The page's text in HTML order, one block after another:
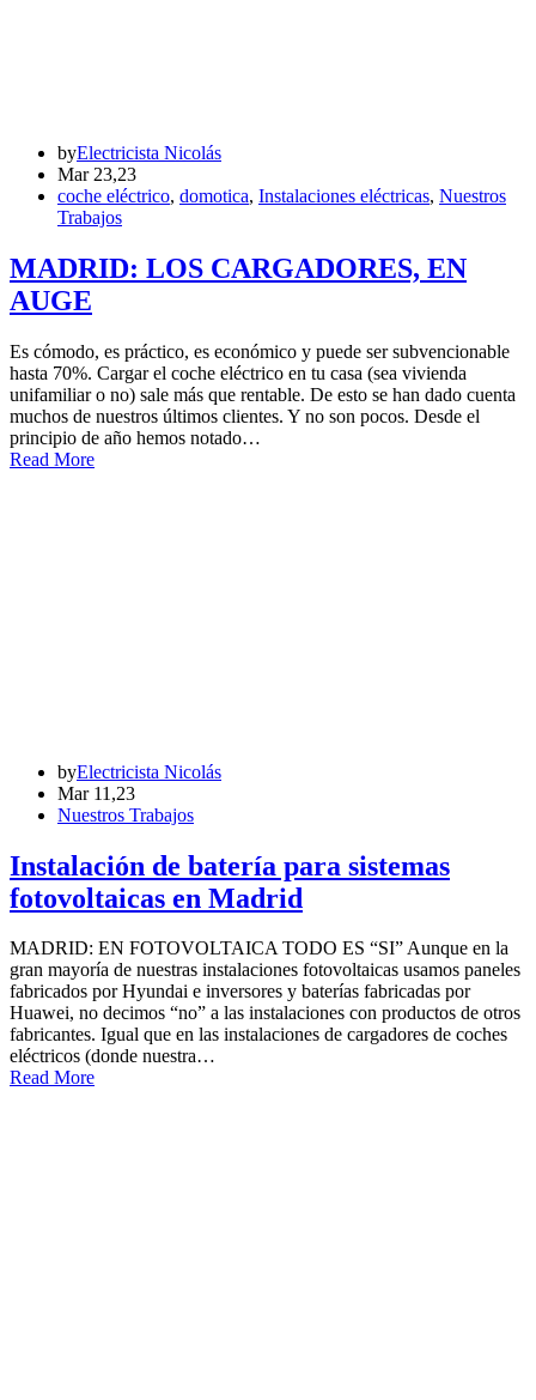
byElectricista Nicolás
Mar 23,23
coche eléctrico, domotica, Instalaciones eléctricas, Nuestros
Trabajos
MADRID: LOS CARGADORES, EN
AUGE
Es cómodo, es práctico, es económico y puede ser subvencionable
hasta 70%. Cargar el coche eléctrico en tu casa (sea vivienda
unifamiliar o no) sale más que rentable. De esto se han dado cuenta
muchos de nuestros últimos clientes. Y no son pocos. Desde el
principio de año hemos notado…
Read More
byElectricista Nicolás
Mar 11,23
Nuestros Trabajos
Instalación de batería para sistemas
fotovoltaicas en Madrid
MADRID: EN FOTOVOLTAICA TODO ES “SI” Aunque en la
gran mayoría de nuestras instalaciones fotovoltaicas usamos paneles
fabricados por Hyundai e inversores y baterías fabricadas por
Huawei, no decimos “no” a las instalaciones con productos de otros
fabricantes. Igual que en las instalaciones de cargadores de coches
eléctricos (donde nuestra…
Read More